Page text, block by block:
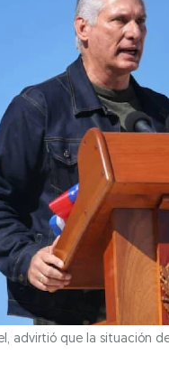
advirtió que la situación